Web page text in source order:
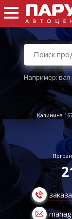
Например:
Калинина